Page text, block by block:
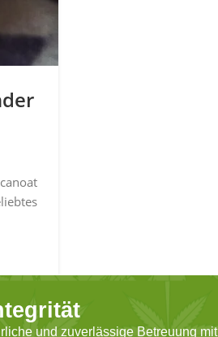
und zuverlässige Betreuung mit